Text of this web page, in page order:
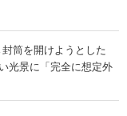
筒を開けようとした
景に「完全に想定外